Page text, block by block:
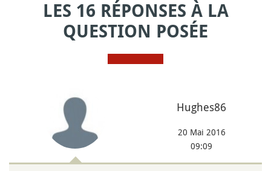
LES 16 RÉPONSES À LA
QUESTION POSÉE
Hughes86
20 Mai 2016
09:09